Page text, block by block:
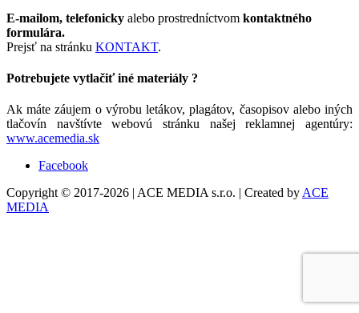
E-mailom, telefonicky alebo prostredníctvom kontaktného
formulára.
Prejsť na stránku KONTAKT.
Potrebujete vytlačiť iné materiály ?
Ak máte záujem o výrobu letákov, plagátov, časopisov alebo iných
tlačovín navštívte webovú stránku našej reklamnej agentúry:
www.acemedia.sk
Facebook
Copyright © 2017-2026 | ACE MEDIA s.r.o. | Created byACE
MEDIA